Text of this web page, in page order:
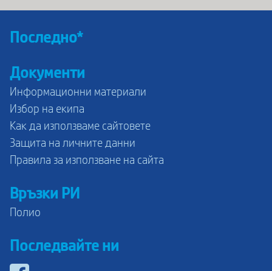
Последно*
Документи
Информационни материали
Избор на екипа
Как да използваме сайтовете
Защита на личните данни
Правила за използване на сайта
Връзки РИ
Полио
Последвайте ни